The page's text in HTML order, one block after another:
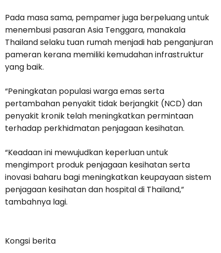
Pada masa sama, pempamer juga berpeluang untuk
menembusi pasaran Asia Tenggara, manakala
Thailand selaku tuan rumah menjadi hab penganjuran
pameran kerana memiliki kemudahan infrastruktur
yang baik.
“Peningkatan populasi warga emas serta
pertambahan penyakit tidak berjangkit (NCD) dan
penyakit kronik telah meningkatkan permintaan
terhadap perkhidmatan penjagaan kesihatan.
“Keadaan ini mewujudkan keperluan untuk
mengimport produk penjagaan kesihatan serta
inovasi baharu bagi meningkatkan keupayaan sistem
penjagaan kesihatan dan hospital di Thailand,”
tambahnya lagi.
Kongsi berita